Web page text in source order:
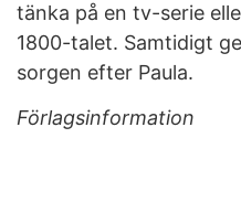
tänka på en tv-serie
1800-talet. Samtidigt
sorgen efter Paula.
Förlagsinformation